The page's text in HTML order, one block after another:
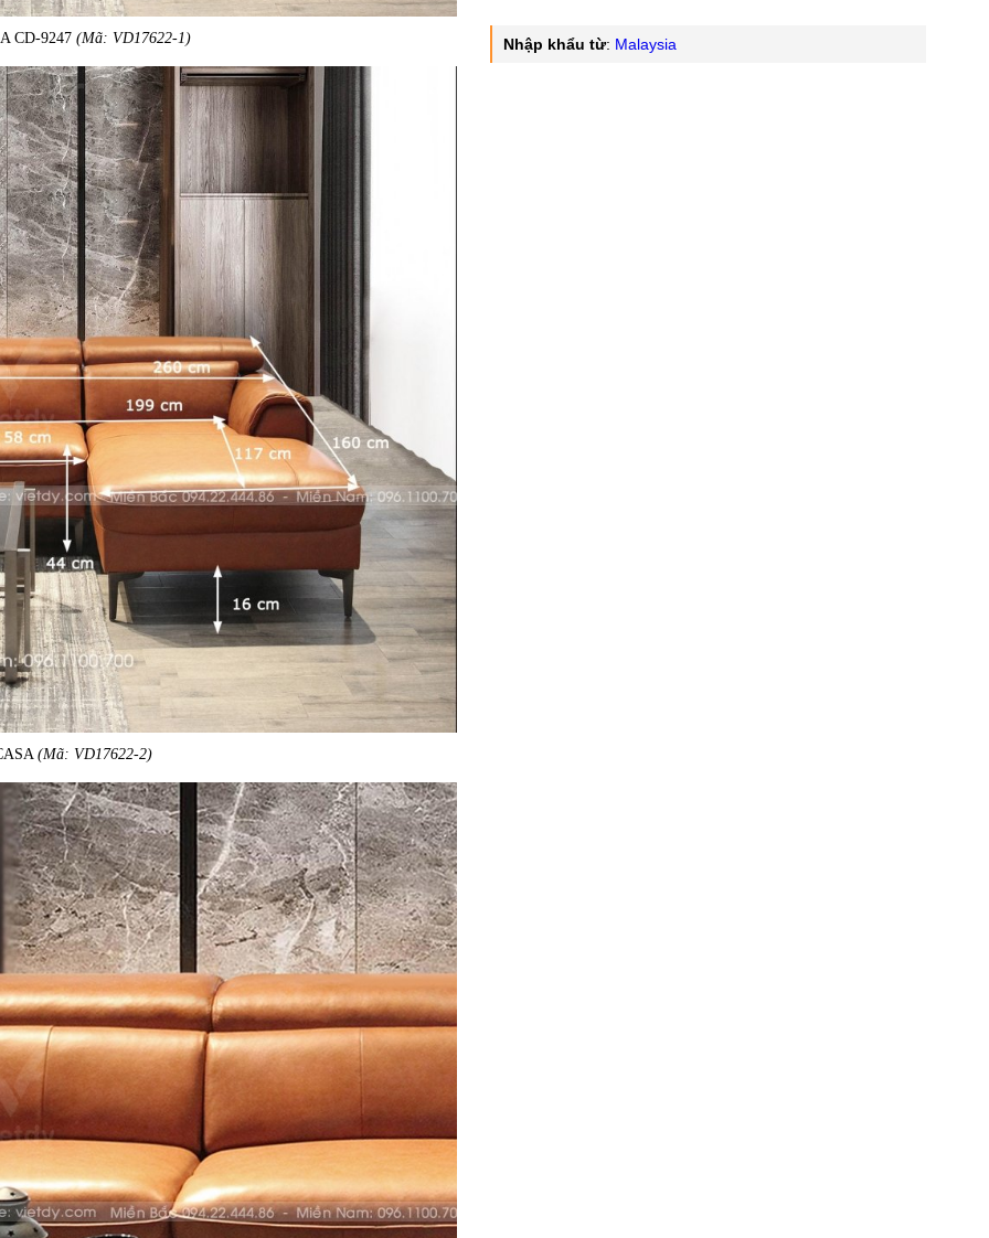
CD-9247 (Mã: VD17622-1)
(Mã: VD17622-2)
Nhập khẩu từ: Malaysia